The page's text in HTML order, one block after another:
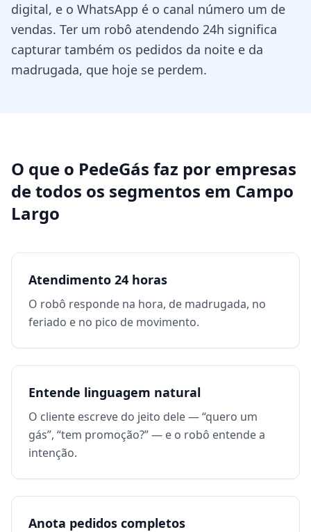
digital, e o WhatsApp é o canal número um de
vendas. Ter um robô atendendo 24h significa
capturar também os pedidos da noite e da
madrugada, que hoje se perdem.
O que o PedeGás faz por empresas
de todos os segmentos em Campo
Largo
Atendimento 24 horas
O robô responde na hora, de madrugada, no
feriado e no pico de movimento.
Entende linguagem natural
O cliente escreve do jeito dele — “quero um
gás”, “tem promoção?” — e o robô entende a
intenção.
Anota pedidos completos